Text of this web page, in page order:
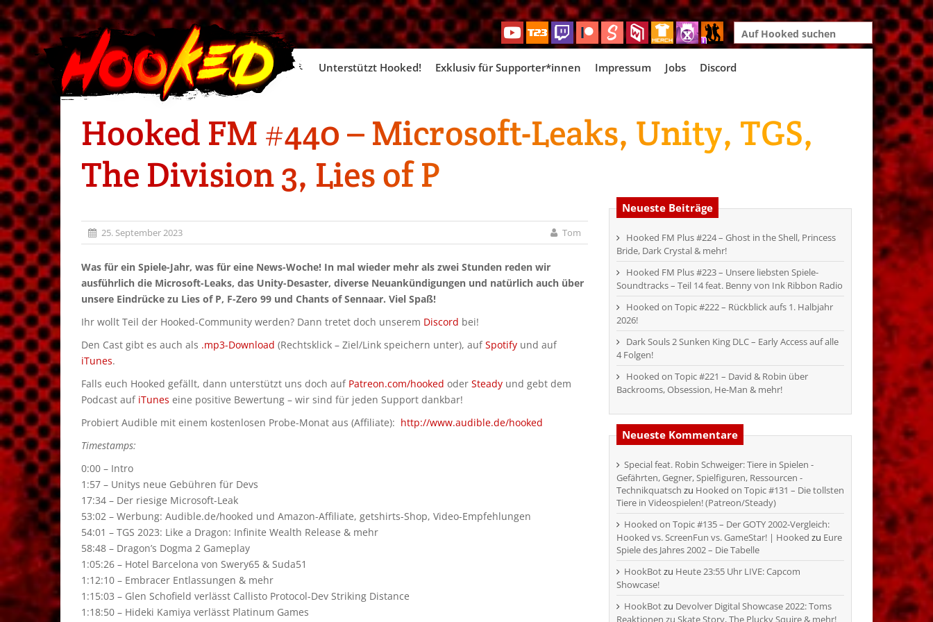
Search
for:
Skip
Unterstützt Hooked! Exklusiv für Supporter*innen Impressum Jobs Discord
Hooked FM #440 – Microsoft-Leaks, Unity, TGS,
The Division 3, Lies of P
25. September 2023 Tom
Was für ein Spiele-Jahr, was für eine News-Woche! In mal wieder mehr als zwei Stunden reden wir
ausführlich die Microsoft-Leaks, das Unity-Desaster, diverse Neuankündigungen und natürlich auch über
unsere Eindrücke zu Lies of P, F-Zero 99 und Chants of Sennaar. Viel Spaß!
Ihr wollt Teil der Hooked-Community werden? Dann tretet doch unserem Discord bei!
Den Cast gibt es auch als .mp3-Download (Rechtsklick – Ziel/Link speichern unter), aufSpotify und auf
iTunes.
Falls euch Hooked gefällt, dann unterstützt uns doch auf Patreon.com/hooked oder Steady und gebt dem
Podcast auf iTunes eine positive Bewertung – wir sind für jeden Support dankbar!
Probiert Audible mit einem kostenlosen Probe-Monat aus (Affiliate): http://www.audible.de/hooked
Timestamps:
0:00 – Intro
1:57 – Unitys neue Gebühren für Devs
17:34 – Der riesige Microsoft-Leak
53:02 – Werbung: Audible.de/hooked und Amazon-Affiliate, getshirts-Shop, Video-Empfehlungen
54:01 – TGS 2023: Like a Dragon: Infinite Wealth Release & mehr
58:48 – Dragon’s Dogma 2 Gameplay
1:05:26 – Hotel Barcelona von Swery65 & Suda51
1:12:10 – Embracer Entlassungen & mehr
1:15:03 – Glen Schofield verlässt Callisto Protocol-Dev Striking Distance
1:18:50 – Hideki Kamiya verlässt Platinum Games
Neueste Beiträge
Hooked FM Plus #224 – Ghost in the Shell, Princess
Bride, Dark Crystal & mehr!
Hooked FM Plus #223 – Unsere liebsten Spiele-
Soundtracks – Teil 14 feat. Benny von Ink Ribbon Radio
Hooked on Topic #222 – Rückblick aufs 1. Halbjahr
2026!
Dark Souls 2 Sunken King DLC – Early Access auf alle
4 Folgen!
Hooked on Topic #221 – David & Robin über
Backrooms, Obsession, He-Man & mehr!
Neueste Kommentare
Special feat. Robin Schweiger: Tiere in Spielen -
Gefährten, Gegner, Spielfiguren, Ressourcen -
Technikquatsch zu Hooked on Topic #131 – Die tollsten
Tiere in Videospielen! (Patreon/Steady)
Hooked on Topic #135 – Der GOTY 2002-Vergleich:
Hooked vs. ScreenFun vs. GameStar! | Hooked zu Eure
Spiele des Jahres 2002 – Die Tabelle
HookBotzu Heute 23:55 Uhr LIVE: Capcom
Showcase!
HookBotzu Devolver Digital Showcase 2022: Toms
Reaktionen zu Skate Story, The Plucky Squire & mehr!